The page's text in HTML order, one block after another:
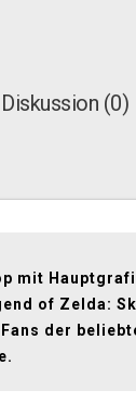
Diskussion (0)
mit
of Zelda:
der